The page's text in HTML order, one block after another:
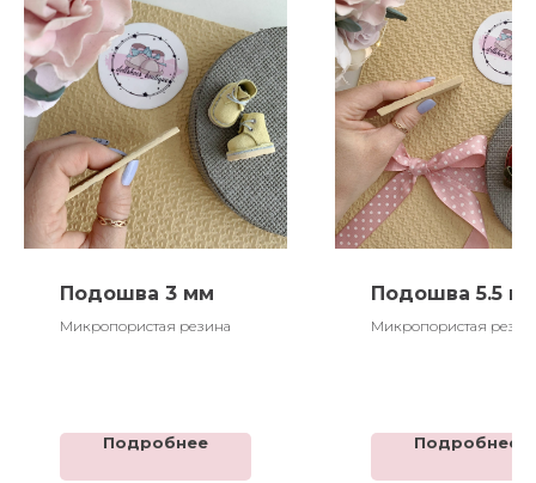
Подошва 3 мм
Микропористая резина
Подробнее
Подошва 5.5
Микропористая
Подробнее